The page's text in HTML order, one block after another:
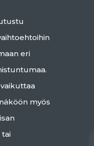
eri
myös